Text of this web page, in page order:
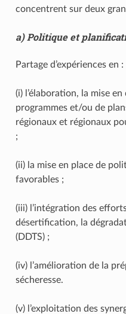
concentrent sur deux
a) Politique et
Partage d’expériences en :
(i) l’élaboration, la mise
programmes et/ou de
régionaux et régionaux
;
(ii) la mise en place de
favorables ;
(iii) l’intégration des
désertification, la
(DDTS) ;
(iv) l’amélioration de la
sécheresse.
(v) l’exploitation des